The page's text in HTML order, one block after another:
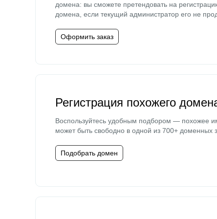
домена: вы сможете претендовать на
домена, если текущий администратор его не
Оформить заказ
Регистрация похожего
Воспользуйтесь удобным подбором — похожее
может быть свободно в одной из 700+ доменных
Подобрать домен